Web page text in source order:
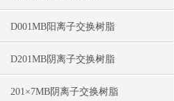
D001MB阳离子交换树脂
D201MB阴离子交换树脂
201×7MB阴离子交换树脂